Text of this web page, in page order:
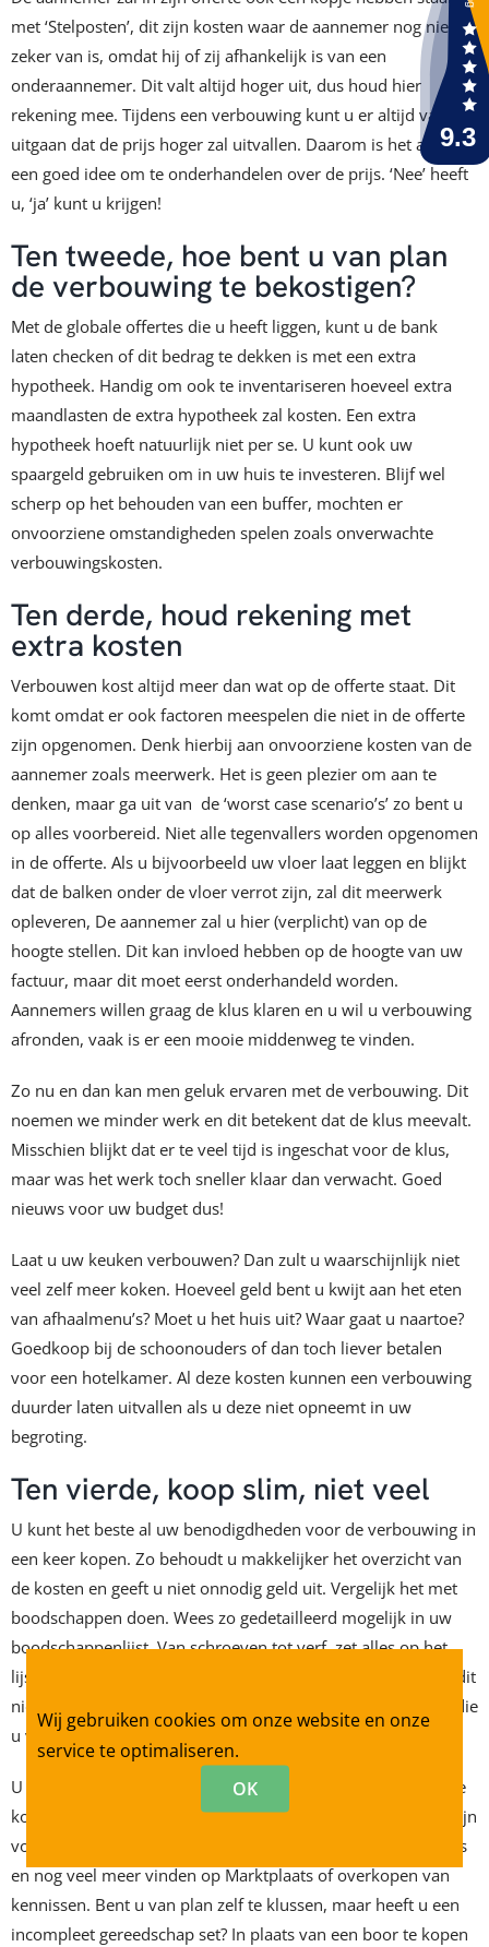
met ‘Stelposten’, dit zijn kosten waar de aannemer nog niet
zeker van is, omdat hij of zij afhankelijk is van een
onderaannemer. Dit valt altijd hoger uit, dus houd hier
rekening mee. Tijdens een verbouwing kunt u er altijd van
uitgaan dat de prijs hoger zal uitvallen. Daarom is het altijd
een goed idee om te onderhandelen over de prijs. ‘Nee’ heeft
u, ‘ja’ kunt u krijgen!
Ten tweede, hoe bent u van plan
de verbouwing te bekostigen?
Met de globale offertes die u heeft liggen, kunt u de bank
laten checken of dit bedrag te dekken is met een extra
hypotheek. Handig om ook te inventariseren hoeveel extra
maandlasten de extra hypotheek zal kosten. Een extra
hypotheek hoeft natuurlijk niet per se. U kunt ook uw
spaargeld gebruiken om in uw huis te investeren. Blijf wel
scherp op het behouden van een buffer, mochten er
onvoorziene omstandigheden spelen zoals onverwachte
verbouwingskosten.
Ten derde, houd rekening met
extra kosten
Verbouwen kost altijd meer dan wat op de offerte staat. Dit
komt omdat er ook factoren meespelen die niet in de offerte
zijn opgenomen. Denk hierbij aan onvoorziene kosten van de
aannemer zoals meerwerk. Het is geen plezier om aan te
denken, maar ga uit van de ‘worst case scenario’s’ zo bent u
op alles voorbereid. Niet alle tegenvallers worden opgenomen
in de offerte. Als u bijvoorbeeld uw vloer laat leggen en blijkt
dat de balken onder de vloer verrot zijn, zal dit meerwerk
opleveren, De aannemer zal u hier (verplicht) van op de
hoogte stellen. Dit kan invloed hebben op de hoogte van uw
factuur, maar dit moet eerst onderhandeld worden.
Aannemers willen graag de klus klaren en u wil u verbouwing
afronden, vaak is er een mooie middenweg te vinden.
Zo nu en dan kan men geluk ervaren met de verbouwing. Dit
noemen we minder werk en dit betekent dat de klus meevalt.
Misschien blijkt dat er te veel tijd is ingeschat voor de klus,
maar was het werk toch sneller klaar dan verwacht. Goed
nieuws voor uw budget dus!
Laat u uw keuken verbouwen? Dan zult u waarschijnlijk niet
veel zelf meer koken. Hoeveel geld bent u kwijt aan het eten
van afhaalmenu’s? Moet u het huis uit? Waar gaat u naartoe?
Goedkoop bij de schoonouders of dan toch liever betalen
voor een hotelkamer. Al deze kosten kunnen een verbouwing
duurder laten uitvallen als u deze niet opneemt in uw
begroting.
Ten vierde, koop slim, niet veel
U kunt het beste al uw benodigdheden voor de verbouwing in
een keer kopen. Zo behoudt u makkelijker het overzicht van
de kosten en geeft u niet onnodig geld uit. Vergelijk het met
boodschappen doen. Wees zo gedetailleerd mogelijk in uw
boodschappenlijst. Van schroeven tot verf, zet alles op het
lijstje en plan een dag in voor een bouwmarkt bezoek. Doe dit
niet gehaast, vaak zult u zich andere producten herinneren die
u vergeten bent op het lijstje te zetten.
U hoeft uw aankopen niet per se gloednieuw uit de winkel te
kopen. Tweedehands mogelijkheden kunnen de oplossing zijn
voor budget verbouwingen. U kunt complete keukens, tegels
en nog veel meer vinden op Marktplaats of overkopen van
kennissen. Bent u van plan zelf te klussen, maar heeft u een
incompleet gereedschap set? In plaats van een boor te kopen
Wij gebruiken cookies om onze website en onze
service te optimaliseren.
OK